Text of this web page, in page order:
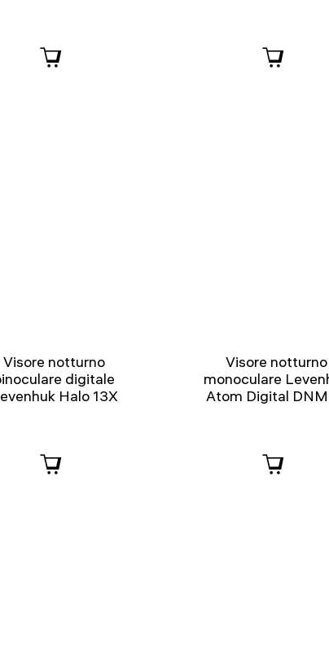
Visore notturno
digitale
Halo 13X
Visore notturno
monoculare
Atom Digital